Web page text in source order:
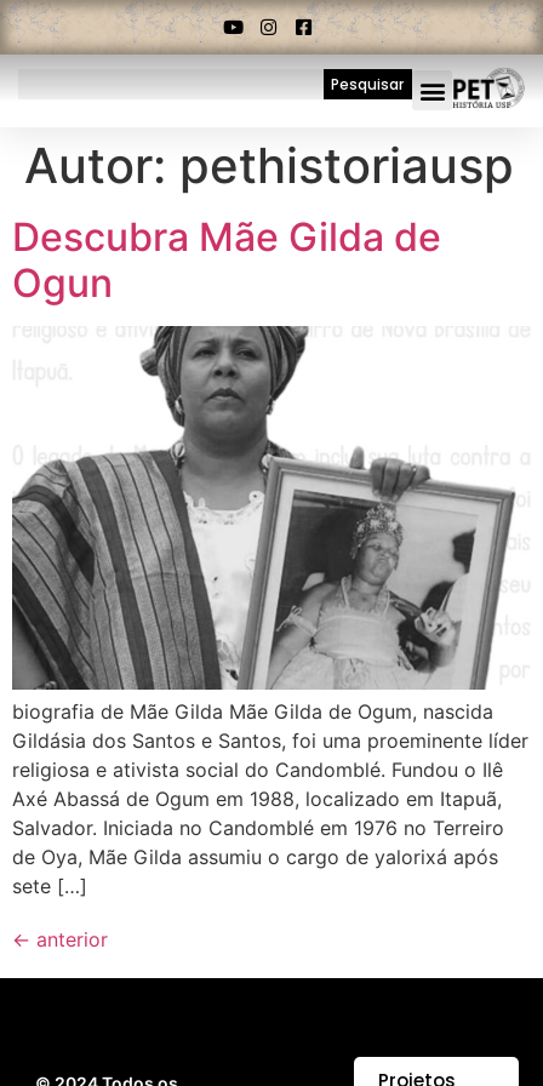
Pesquisar
Autor: pethistoriausp
Descubra Mãe Gilda de
Ogun
biografia de Mãe Gilda Mãe Gilda de Ogum, nascida
Gildásia dos Santos e Santos, foi uma proeminente líder
religiosa e ativista social do Candomblé. Fundou o Ilê
Axé Abassá de Ogum em 1988, localizado em Itapuã,
Salvador. Iniciada no Candomblé em 1976 no Terreiro
de Oya, Mãe Gilda assumiu o cargo de yalorixá após
sete […]
← anterior
Projetos